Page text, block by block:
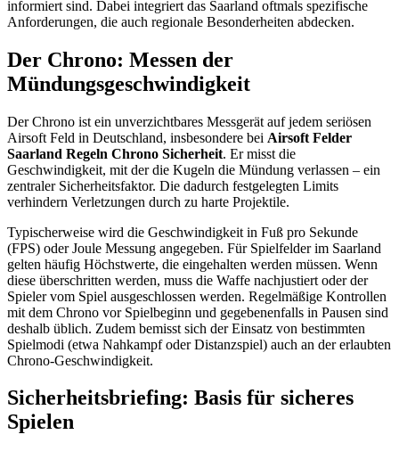
informiert sind. Dabei integriert das Saarland oftmals spezifische
Anforderungen, die auch regionale Besonderheiten abdecken.
Der Chrono: Messen der
Mündungsgeschwindigkeit
Der Chrono ist ein unverzichtbares Messgerät auf jedem seriösen
Airsoft Feld in Deutschland, insbesondere bei Airsoft Felder
Saarland Regeln Chrono Sicherheit. Er misst die
Geschwindigkeit, mit der die Kugeln die Mündung verlassen – ein
zentraler Sicherheitsfaktor. Die dadurch festgelegten Limits
verhindern Verletzungen durch zu harte Projektile.
Typischerweise wird die Geschwindigkeit in Fuß pro Sekunde
(FPS) oder Joule Messung angegeben. Für Spielfelder im Saarland
gelten häufig Höchstwerte, die eingehalten werden müssen. Wenn
diese überschritten werden, muss die Waffe nachjustiert oder der
Spieler vom Spiel ausgeschlossen werden. Regelmäßige Kontrollen
mit dem Chrono vor Spielbeginn und gegebenenfalls in Pausen sind
deshalb üblich. Zudem bemisst sich der Einsatz von bestimmten
Spielmodi (etwa Nahkampf oder Distanzspiel) auch an der erlaubten
Chrono-Geschwindigkeit.
Sicherheitsbriefing: Basis für sicheres
Spielen